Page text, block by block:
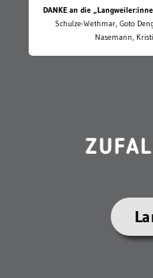
DANKE an die
Schulze-Wethmar, Goto
Nasemann,